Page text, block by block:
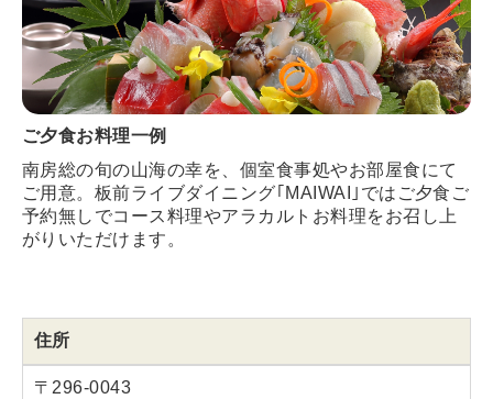
ご夕食お料理一例
南房総の旬の山海の幸を、個室食事処やお部屋食にて
ご用意。板前ライブダイニング｢MAIWAI｣ではご夕食ご
予約無しでコース料理やアラカルトお料理をお召し上
がりいただけます。
住所
〒296-0043